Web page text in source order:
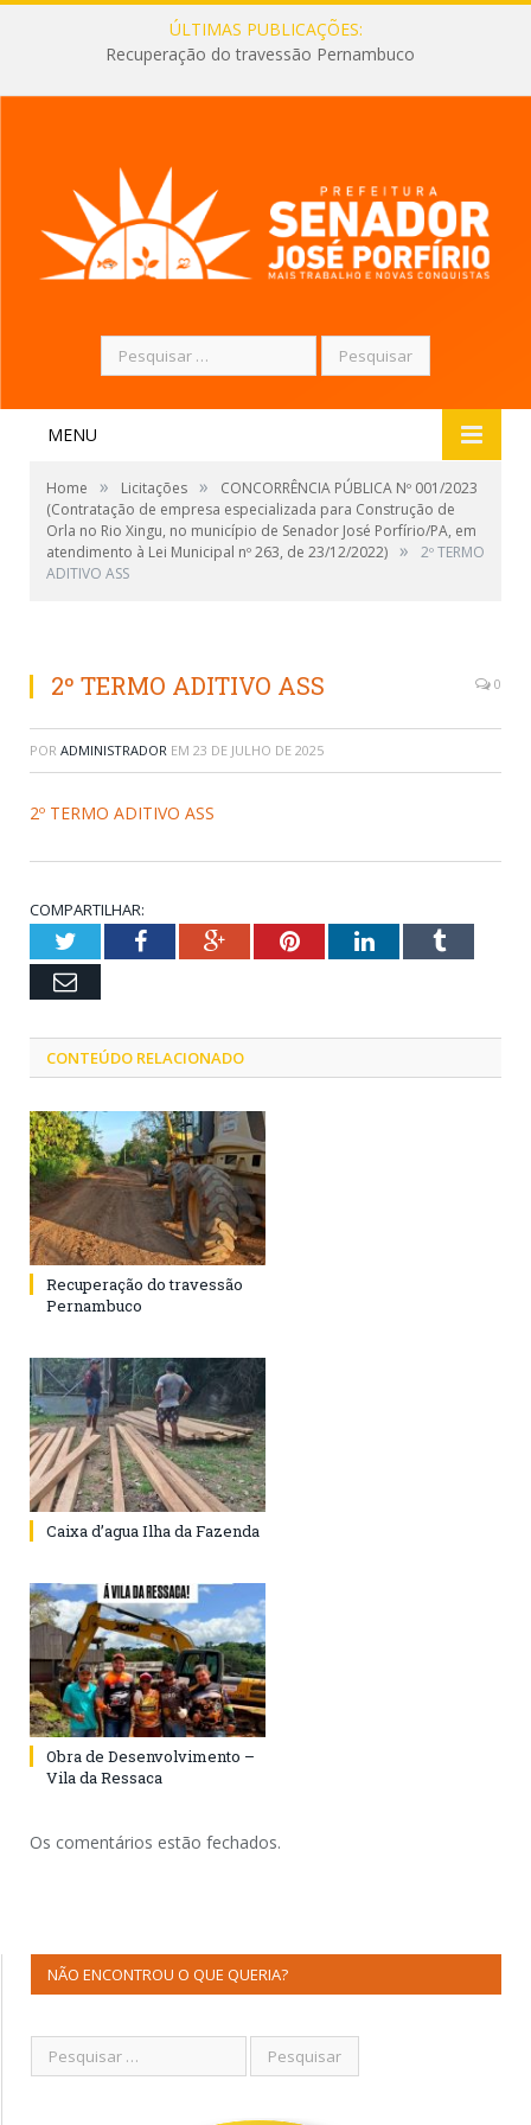
ÚLTIMAS PUBLICAÇÕES:
Recuperação do travessão Pernambuco
Pesquisar
por:
MENU
Home » Licitações »
CONCORRÊNCIA PÚBLICA Nº 001/2023
(Contratação de empresa especializada para Construção de
Orla no Rio Xingu, no município de Senador José Porfírio/PA, em
atendimento à Lei Municipal nº 263, de 23/12/2022) »
2º TERMO
ADITIVO ASS
2º TERMO ADITIVO ASS 0
POR ADMINISTRADOR EM 23 DE JULHO DE 2025
2º TERMO ADITIVO ASS
COMPARTILHAR:
TwitterFacebookGoogle+PinterestLinkedInTumblr
Email
CONTEÚDO RELACIONADO
Recuperação do travessão
Pernambuco
Caixa d’agua Ilha da Fazenda
Obra de Desenvolvimento –
Vila da Ressaca
Os comentários estão fechados.
NÃO ENCONTROU O QUE QUERIA?